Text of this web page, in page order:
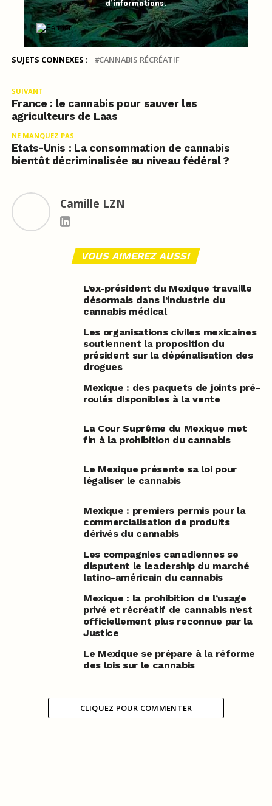
d’informations.
SUJETS CONNEXES : CANNABIS RÉCRÉATIF
SUIVANT
France : le cannabis pour sauver les
agriculteurs de Laas
NE MANQUEZ PAS
Etats-Unis : La consommation de cannabis
bientôt décriminalisée au niveau fédéral ?
Camille LZN
VOUS AIMEREZ AUSSI
L’ex-président du Mexique travaille
désormais dans l’industrie du
cannabis médical
Les organisations civiles mexicaines
soutiennent la proposition du
président sur la dépénalisation des
drogues
Mexique : des paquets de joints pré-
roulés disponibles à la vente
La Cour Suprême du Mexique met
fin à la prohibition du cannabis
Le Mexique présente sa loi pour
légaliser le cannabis
Mexique : premiers permis pour la
commercialisation de produits
dérivés du cannabis
Les compagnies canadiennes se
disputent le leadership du marché
latino-américain du cannabis
Mexique : la prohibition de l’usage
privé et récréatif de cannabis n’est
officiellement plus reconnue par la
Justice
Le Mexique se prépare à la réforme
des lois sur le cannabis
CLIQUEZ POUR COMMENTER